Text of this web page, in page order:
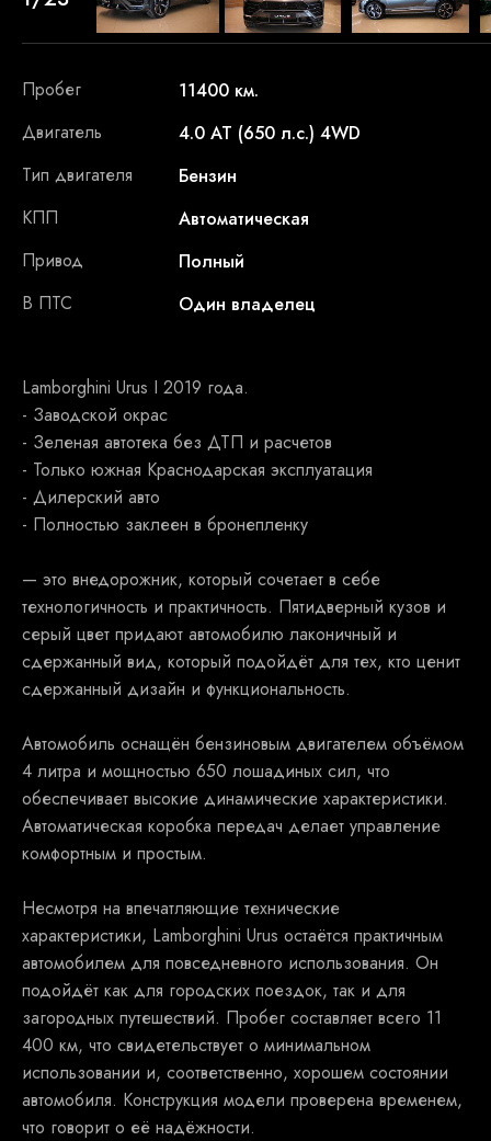
Пробег
11400 км.
Двигатель
4.0 AT (650 л.с.) 4WD
Тип двигателя
Бензин
КПП
Автоматическая
Привод
Полный
В ПТС
Один владелец
Lamborghini Urus I 2019 года.
- Заводской окрас
- Зеленая автотека без ДТП и расчетов
- Только южная Краснодарская эксплуатация
- Дилерский авто
- Полностью заклеен в бронепленку
— это внедорожник, который сочетает в себе
технологичность и практичность. Пятидверный кузов и
серый цвет придают автомобилю лаконичный и
сдержанный вид, который подойдёт для тех, кто ценит
сдержанный дизайн и функциональность.
Автомобиль оснащён бензиновым двигателем объёмом
4 литра и мощностью 650 лошадиных сил, что
обеспечивает высокие динамические характеристики.
Автоматическая коробка передач делает управление
комфортным и простым.
Несмотря на впечатляющие технические
характеристики, Lamborghini Urus остаётся практичным
автомобилем для повседневного использования. Он
подойдёт как для городских поездок, так и для
загородных путешествий. Пробег составляет всего 11
400 км, что свидетельствует о минимальном
использовании и, соответственно, хорошем состоянии
автомобиля. Конструкция модели проверена временем,
что говорит о её надёжности.